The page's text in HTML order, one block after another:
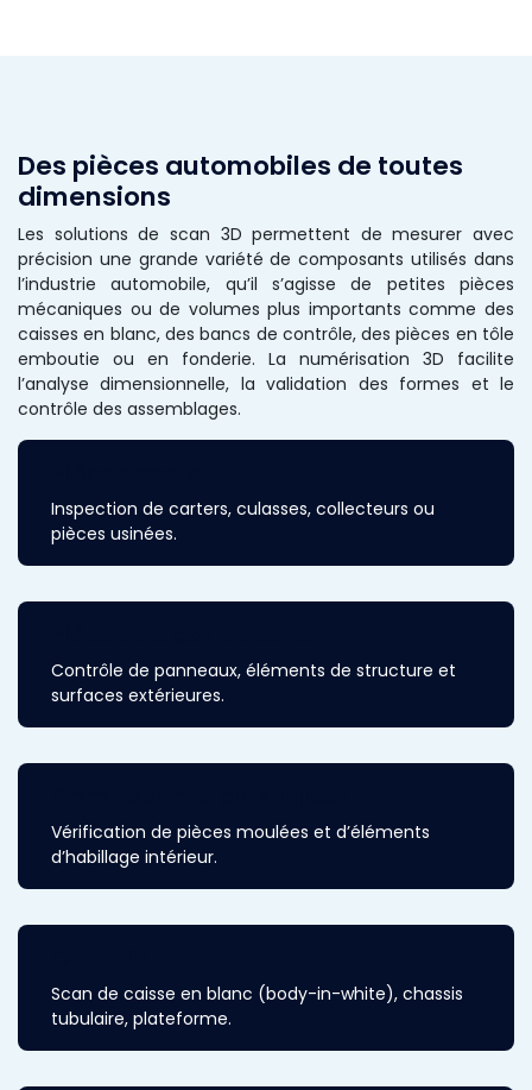
Des pièces automobiles de toutes
dimensions
Les solutions de scan 3D permettent de mesurer avec
précision une grande variété de composants utilisés dans
l’industrie automobile, qu’il s’agisse de petites pièces
mécaniques ou de volumes plus importants comme des
caisses en blanc, des bancs de contrôle, des pièces en tôle
emboutie ou en fonderie. La numérisation 3D facilite
l’analyse dimensionnelle, la validation des formes et le
contrôle des assemblages.
Inspection de carters, culasses, collecteurs ou
pièces usinées.
Contrôle de panneaux, éléments de structure et
surfaces extérieures.
Vérification de pièces moulées et d’éléments
d’habillage intérieur.
Scan de caisse en blanc (body-in-white), chassis
tubulaire, plateforme.